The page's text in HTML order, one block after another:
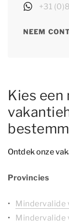
+31
NEEM
Kies een
Ontdek onze
Provincies
Mindervalide
Mindervalide